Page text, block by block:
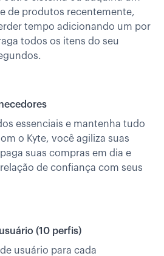
de produtos recentemente,
tempo adicionando um por
todos os itens do seu
essenciais e mantenha tudo
o Kyte, você agiliza suas
suas compras em dia e
de confiança com seus
(10 perfis)
usuário para cada